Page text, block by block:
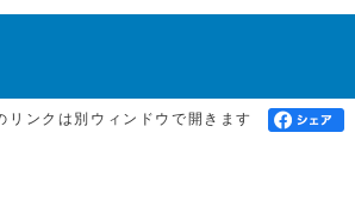
リンクは別ウィンドウで開きます